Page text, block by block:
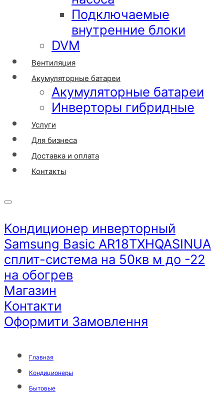
Подключаемые
внутренние блоки
DVM
Вентиляция
Акумуляторные батареи
Акумуляторные батареи
Инверторы гибридные
Услуги
Для бизнеса
Доставка и оплата
Контакты
Кондиционер инверторный
Samsung Basic AR18TXHQASINUA
сплит-система на 50кв м до -22
на обогрев
Магазин
Контакти
Оформити Замовлення
Главная
Кондиционеры
Бытовые